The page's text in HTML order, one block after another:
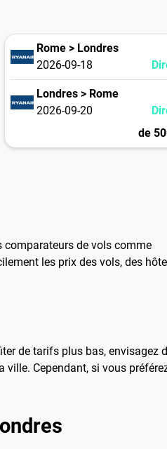
Rome > Londres
2026-09-18
Londres > Rome
2026-09-20
de
comparateurs de vols comme
les prix des vols, des
de tarifs plus bas, envisagez
Cependant, si vous